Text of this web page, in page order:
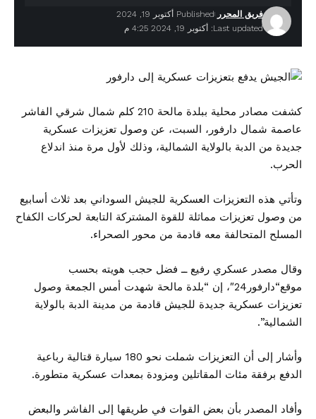
Last updated: أكتوبر 19, 2024 4:25 م
فريق المحرر Published أكتوبر 19, 2024
كشفت مصادر محلية ببلدة مالحة 210 كلم شمال شرقي الفاشر
عاصمة شمال دارفور، السبت، عن وصول تعزيزات عسكرية
جديدة من الدبة بالولاية الشمالية، وذلك لأول مرة منذ اندلاع
الحرب.
وتأتي هذه التعزيزات العسكرية للجيش السوداني بعد ثلاث أسابيع
من وصول تعزيزات مماثلة للقوة المشتركة التابعة لحركات الكفاح
المسلح المتحالفة معه قادمة من محور الصحراء.
وقال مصدر عسكري رفيع ــ فضل حجب هويته بحسب
موقع“دارفور24″، إن “بلدة مالحة شهدت أمس الجمعة وصول
تعزيزات عسكرية جديدة للجيش قادمة من مدينة الدبة بالولاية
الشمالية”.
وأشار إلى أن التعزيزات شملت نحو 180 سيارة قتالية رباعية
الدفع برفقة مئات المقاتلين ومزودة بمعدات عسكرية متطورة.
وأفاد المصدر بأن بعض القوات في طريقها إلى الفاشر والبعض